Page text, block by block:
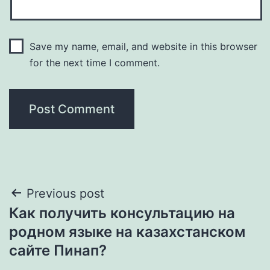
Save my name, email, and website in this browser
for the next time I comment.
Post
navigation
Previous post
Как получить консультацию на
родном языке на казахстанском
сайте Пинап?